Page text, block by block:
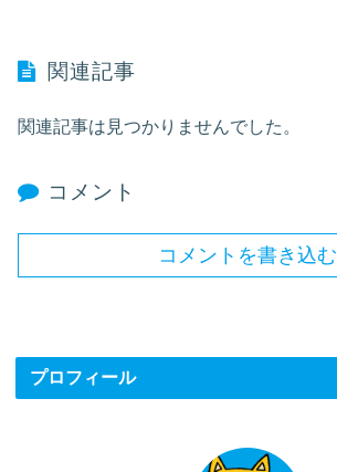
関連記事
関連記事は見つかりませんでした。
コメント
コメントを書き込む
プロフィール